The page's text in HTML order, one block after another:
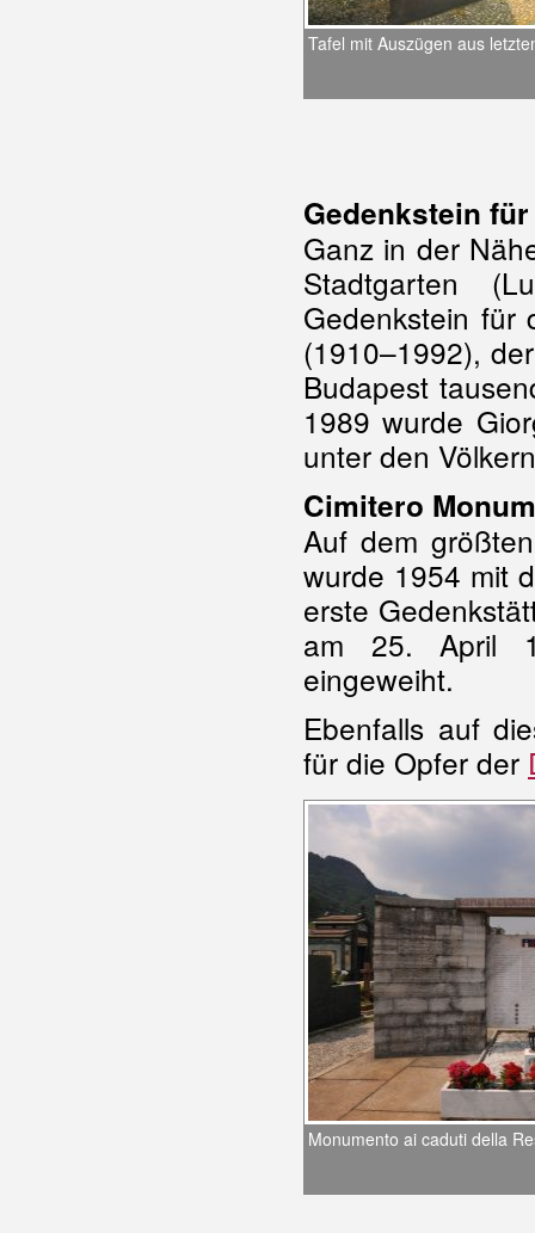
Tafel mit Auszügen aus
Gedenkstein
Ganz in der
Stadtgarten
Gedenkstein
(1910–1992),
Budapest
1989 wurde
unter den
Cimitero
Auf dem
wurde 1954 mit
erste
am 25. April
eingeweiht.
Ebenfalls auf
für die Opfer der
Monumento ai caduti della